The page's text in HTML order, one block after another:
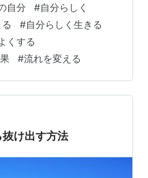
イン瞑想セミナー2「グ
き気づき日記 この数
日はシンプルに書こうと
、本当に欲しいもの、
法、 こうありたい自分…
自分 #自分らしく
#自分らしく生きる
くする
#流れを変える
抜け出す方法